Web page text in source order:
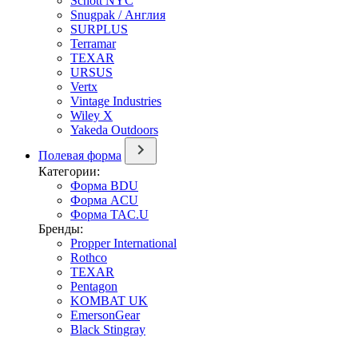
Snugpak / Англия
SURPLUS
Terramar
TEXAR
URSUS
Vertx
Vintage Industries
Wiley X
Yakeda Outdoors
Полевая форма
Категории:
Форма BDU
Форма ACU
Форма TAC.U
Бренды:
Propper International
Rothco
TEXAR
Pentagon
KOMBAT UK
EmersonGear
Black Stingray